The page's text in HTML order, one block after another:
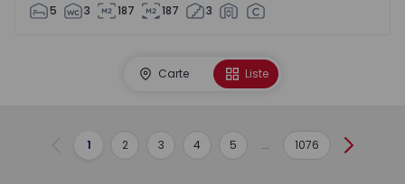
5 3 187 187 3
Carte Liste
Précédent
1 2 3 4 5 ... 1076 Suivant